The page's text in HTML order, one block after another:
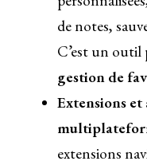
de notes,
C’est un
gestion de
Extensions
extensions